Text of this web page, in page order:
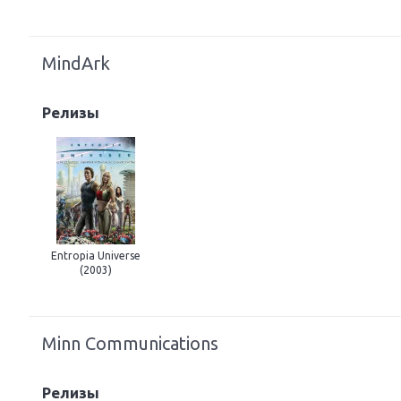
MindArk
Релизы
Entropia Universe
(2003)
Minn Communications
Релизы